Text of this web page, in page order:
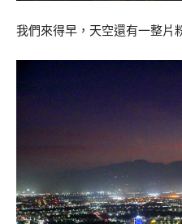
我們來得早，天空還有一整片